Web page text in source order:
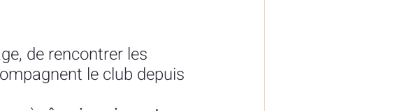
de rencontrer les
le club depuis